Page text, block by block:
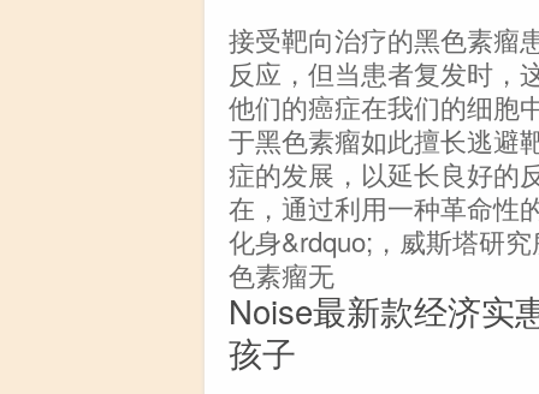
接受靶向治疗的黑色素瘤
反应，但当患者复发时，
他们的癌症在我们的细胞
于黑色素瘤如此擅长逃避
症的发展，以延长良好的
在，通过利用一种革命性
化身&rdquo;，威斯塔研
色素瘤无
Noise最新款经济实
孩子